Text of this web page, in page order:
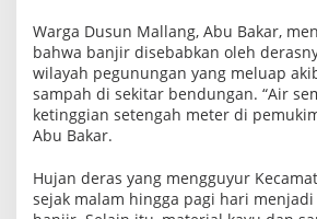
m
p
a
n
u
a
Warga Dusun Mallang, Abu Bakar,
bahwa banjir disebabkan oleh
wilayah pegunungan yang meluap
sampah di sekitar bendungan. “Air
ketinggian setengah meter di
Abu Bakar.
Hujan deras yang mengguyur
sejak malam hingga pagi hari